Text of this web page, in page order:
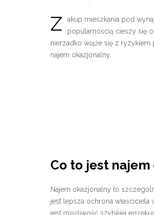
Z
akup mieszkania pod
popularnością cieszy się
nierzadko wiąże się z
najem okazjonalny.
Co to jest
Najem okazjonalny to
jest lepsza ochrona
jest możliwość szybkiej